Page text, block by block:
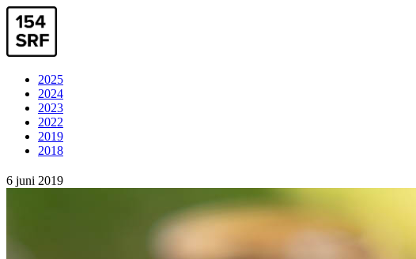
2025
2024
2023
2022
2019
2018
6 juni 2019